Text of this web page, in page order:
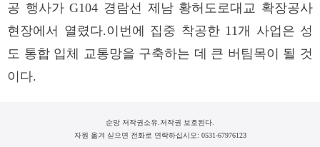
공 행사가 G104 경람선 제남 황허도로대교 확장공사
현장에서 열렸다.이번에 집중 착공한 11개 사업은 성
도 통합 입체 교통망을 구축하는 데 큰 버팀목이 될 것
이다.
순망 저작권소유.저작권 보호된다.
자원 옮겨 싣으면 전화로 연락하십시오: 0531-67976123